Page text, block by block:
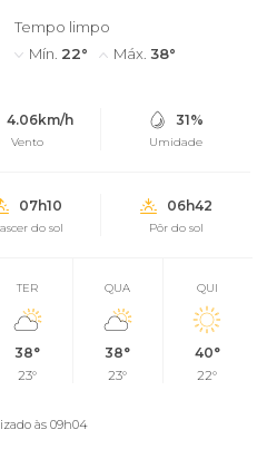
Tempo limpo
Mín. 22° Máx. 38°
4.06km/h
Vento
31%
Umidade
07h10
do sol
06h42
Pôr do sol
TER
38°
23°
QUA
38°
23°
QUI
40°
22°
às 09h04